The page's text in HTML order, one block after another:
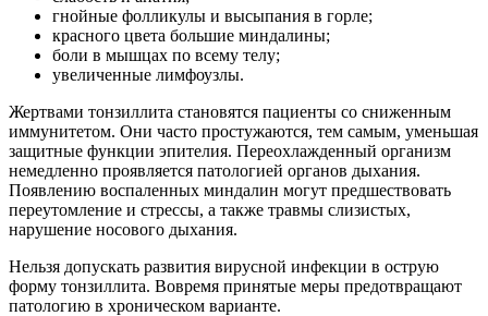
гнойные фолликулы и высыпания в горле;
красного цвета большие миндалины;
боли в мышцах по всему телу;
увеличенные лимфоузлы.
Жертвами тонзиллита становятся пациенты со сниженным
иммунитетом. Они часто простужаются, тем самым, уменьшая
защитные функции эпителия. Переохлажденный организм
немедленно проявляется патологией органов дыхания.
Появлению воспаленных миндалин могут предшествовать
переутомление и стрессы, а также травмы слизистых,
нарушение носового дыхания.
Нельзя допускать развития вирусной инфекции в острую
форму тонзиллита. Вовремя принятые меры предотвращают
патологию в хроническом варианте.